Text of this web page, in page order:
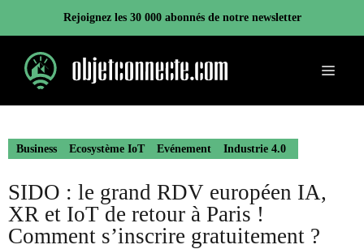
contenu
Rejoignez les 30 000 abonnés de notre newsletter
Menu
Business Ecosystème IoT Evénement Industrie 4.0
SIDO : le grand RDV européen IA,
XR et IoT de retour à Paris !
Comment s’inscrire gratuitement ?